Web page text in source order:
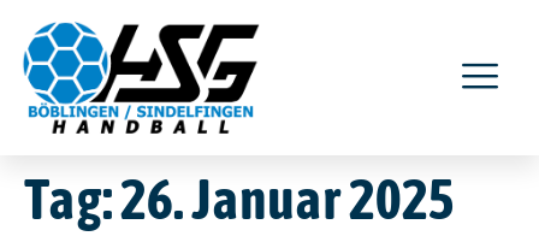
Tag:26. Januar 2025